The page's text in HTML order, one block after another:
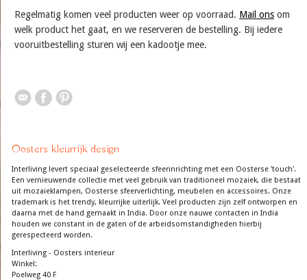
Regelmatig komen veel producten weer op voorraad. Mail ons om
welk product het gaat, en we reserveren de bestelling. Bij iedere
vooruitbestelling sturen wij een kadootje mee.
Oosters kleurrijk design
Interliving levert speciaal geselecteerde sfeerinrichting met een Oosterse 'touch'.
Een vernieuwende collectie met veel gebruik van traditioneel mozaiek, die bestaat
uit mozaieklampen, Oosterse sfeerverlichting, meubelen en accessoires. Onze
trademark is het trendy, kleurrijke uiterlijk. Veel producten zijn zelf ontworpen en
daarna met de hand gemaakt in India. Door onze nauwe contacten in India
houden we constant in de gaten of de arbeidsomstandigheden hierbij
gerespecteerd worden.
Interliving - Oosters interieur
Winkel:
Poelweg 40 F